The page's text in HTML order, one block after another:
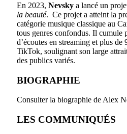
En 2023, Nevsky a lancé un
la beauté. Ce projet a atteint la
catégorie musique classique au
tous genres confondus. Il cumule
d’écoutes en streaming et plus
TikTok, soulignant son large
des publics variés.
BIOGRAPHIE
Consulter la biographie de Alex
LES COMMUNIQUÉS